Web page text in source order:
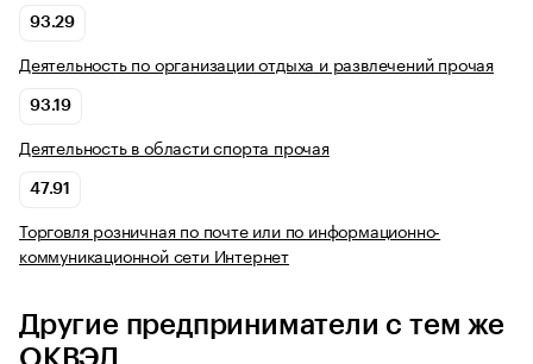
93.29
Деятельность по организации отдыха и развлечений прочая
93.19
Деятельность в области спорта прочая
47.91
Торговля розничная по почте или по информационно-
коммуникационной сети Интернет
Другие предприниматели с тем же